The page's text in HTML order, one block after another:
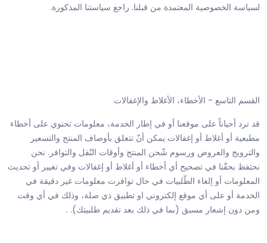
لسياسة الخصوصية المعتمدة من قبلنا. راجع سياستنا المذكورة.
القسم التاسع - الأخطاء، الأغلاط والإغفالات
قد ترد أحياناً على موقعنا أو في إطار الخدمة، معلومات تحتوي على أخطاء
مطبعية أو أغلاط أو إغفالات يمكن أنّ تتعلق بأوصاف المنتج والتسعير
والترويج والعروض ورسوم شّحن المنتج وأوقات النّقل والتوافر. نحن
نحتفظ بحقّنا في تصحيح أي أخطاء أو أغلاط أو إغفالات وفي تغيير أو تحديث
المعلومات أو إلغاء الطّلبيات في حال توافرت معلومات غير دقيقة في
الخدمة أو على أي موقع إلكتروني او تطبيق ذي صلة، وذلك في أي وقت
ومن دون إشعار مسبق (بما في ذلك بعد تقديم طلبيتك). .